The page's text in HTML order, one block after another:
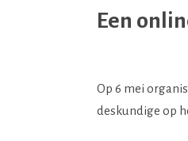
Een
Op 6 mei
deskundige op